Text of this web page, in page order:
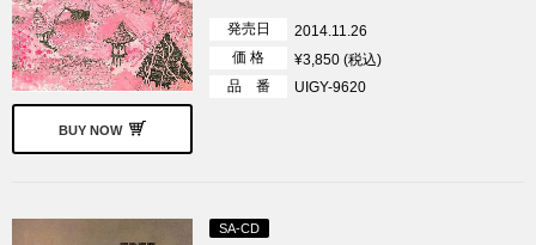
BUY NOW
発売日
2014.11.26
価 格
¥3,850 (税込)
品 番
UIGY-9620
SA-CD